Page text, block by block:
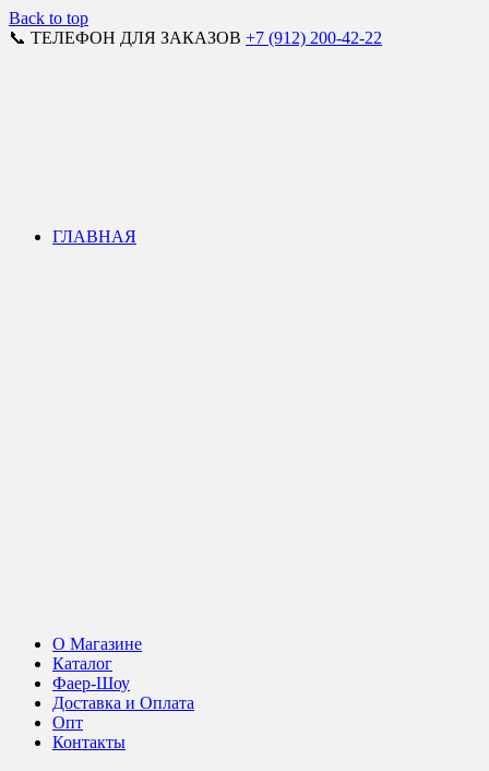
Back to top
📞 ТЕЛЕФОН ДЛЯ ЗАКАЗОВ +7 (912) 200-42-22
ГЛАВНАЯ
О Магазине
Каталог
Фаер-Шоу
Доставка и Оплата
Опт
Контакты